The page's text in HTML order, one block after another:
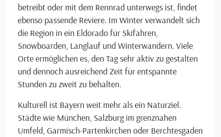
betreibt oder mit dem Rennrad unterwegs ist, findet
ebenso passende Reviere. Im Winter verwandelt sich
die Region in ein Eldorado für Skifahren,
Snowboarden, Langlauf und Winterwandern. Viele
Orte ermöglichen es, den Tag sehr aktiv zu gestalten
und dennoch ausreichend Zeit für entspannte
Stunden zu zweit zu behalten.
Kulturell ist Bayern weit mehr als ein Naturziel.
Städte wie München, Salzburg im grenznahen
Umfeld, Garmisch-Partenkirchen oder Berchtesgaden